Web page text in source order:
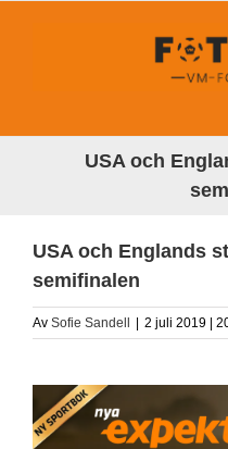
USA och
USA och Englands
semifinalen
Av Sofie Sandell | 2 juli 2019 |